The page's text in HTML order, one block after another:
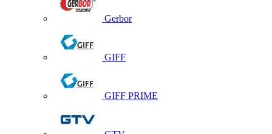
Gerbor
GIFF
GIFF PRIME